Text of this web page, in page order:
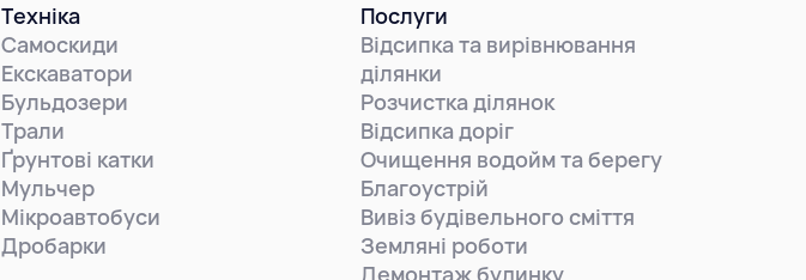
Техніка
Самоскиди
Екскаватори
Бульдозери
Трали
Ґрунтові катки
Мульчер
Мікроавтобуси
Дробарки
Послуги
Відсипка та вирівнювання
ділянки
Розчистка ділянок
Відсипка доріг
Очищення водойм та берегу
Благоустрій
Вивіз будівельного сміття
Земляні роботи
Демонтаж будинку